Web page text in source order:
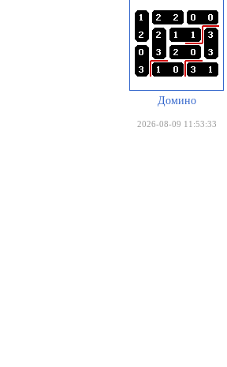
Домино
2026-08-09 11:53:33